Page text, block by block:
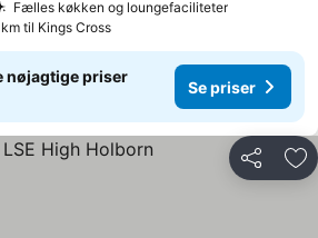
Fælles køkken og loungefaciliteterSe priser
km til Kings Cross
nøjagtige priser
Se priser
Del